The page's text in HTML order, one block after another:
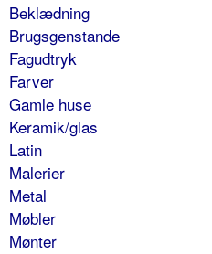
Beklædning
Brugsgenstande
Fagudtryk
Farver
Gamle huse
Keramik/glas
Latin
Malerier
Metal
Møbler
Mønter